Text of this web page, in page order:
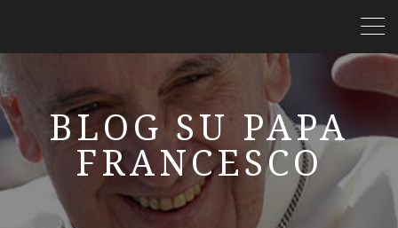
BLOG SU PAPA
FRANCESCO